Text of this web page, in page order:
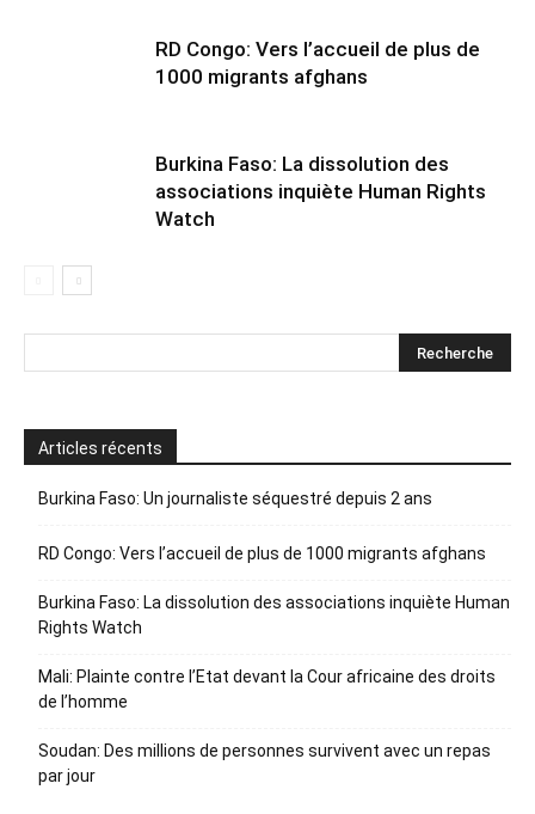
RD Congo: Vers l’accueil de plus de
1000 migrants afghans
Burkina Faso: La dissolution des
associations inquiète Human Rights
Watch
Articles récents
Burkina Faso: Un journaliste séquestré depuis 2 ans
RD Congo: Vers l’accueil de plus de 1000 migrants afghans
Burkina Faso: La dissolution des associations inquiète Human
Rights Watch
Mali: Plainte contre l’Etat devant la Cour africaine des droits
de l’homme
Soudan: Des millions de personnes survivent avec un repas
par jour